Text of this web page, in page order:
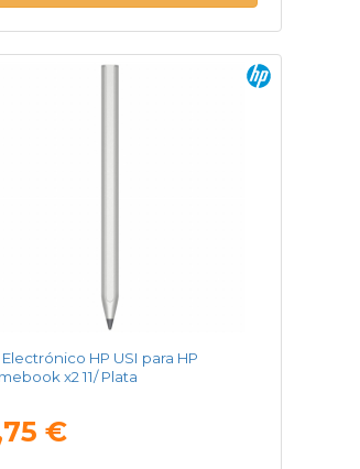
Electrónico HP USI para HP
x2 11/ Plata
€